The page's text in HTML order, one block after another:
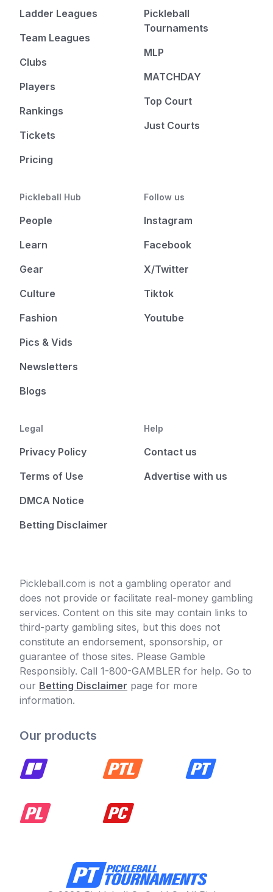
Ladder Leagues
Team Leagues
Clubs
Players
Rankings
Tickets
Pricing
Pickleball
Tournaments
MLP
MATCHDAY
Top Court
Just Courts
Pickleball Hub
People
Learn
Gear
Culture
Fashion
Pics & Vids
Newsletters
Blogs
Follow us
Instagram
Facebook
X/Twitter
Tiktok
Youtube
Legal
Privacy Policy
Terms of Use
DMCA Notice
Betting Disclaimer
Help
Contact us
Advertise with us
Pickleball.com is not a gambling operator and
does not provide or facilitate real-money gambling
services. Content on this site may contain links to
third-party gambling sites, but this does not
constitute an endorsement, sponsorship, or
guarantee of those sites. Please Gamble
Responsibly. Call 1-800-GAMBLER for help. Go to
our Betting Disclaimer page for more
information.
Our products